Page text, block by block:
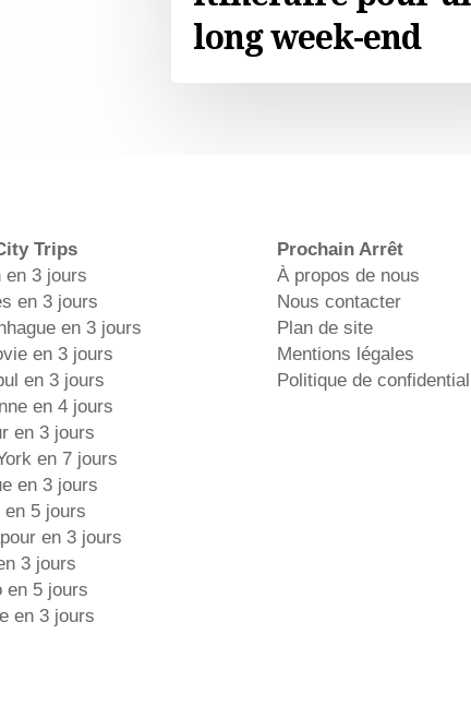
long week-end
Trips
en 3 jours
en 3 jours
en 3 jours
en 3 jours
en 3 jours
en 4 jours
en 3 jours
en 7 jours
en 3 jours
en 5 jours
en 3 jours
3 jours
en 5 jours
en 3 jours
Prochain Arrêt
À propos de nous
Nous contacter
Plan de site
Mentions légales
Politique de